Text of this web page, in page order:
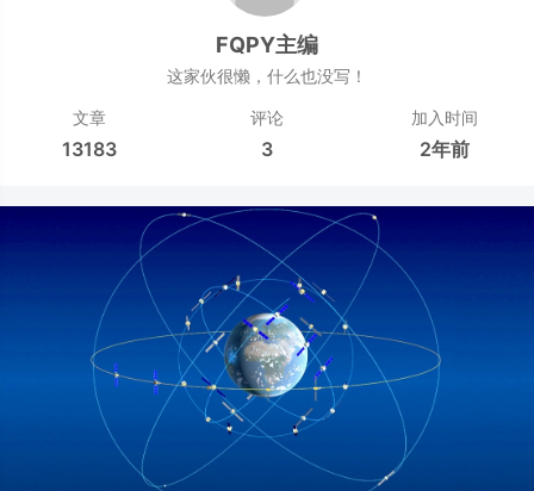
FQPY主编
这家伙很懒，什么也没写！
文章
13183
评论
3
加入时间
2年前